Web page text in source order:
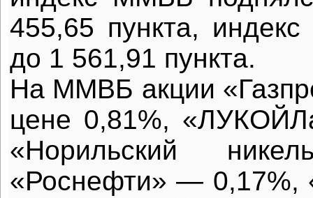
455,65 пункта,
до 1 561,91 пункта.
На ММВБ акции
цене 0,81%,
«Норильский
«Роснефти» — 0,17%,